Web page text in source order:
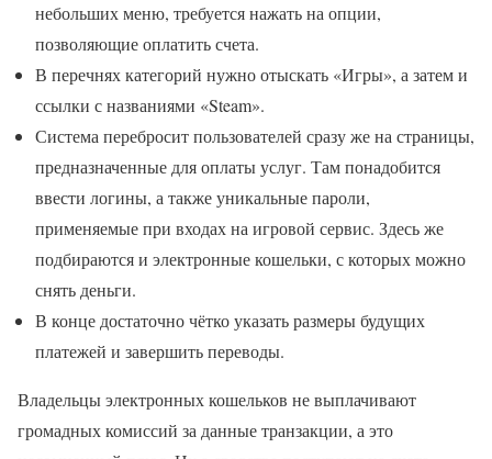
небольших меню, требуется нажать на опции,
позволяющие оплатить счета.
В перечнях категорий нужно отыскать «Игры», а затем и
ссылки с названиями «Steam».
Система перебросит пользователей сразу же на страницы,
предназначенные для оплаты услуг. Там понадобится
ввести логины, а также уникальные пароли,
применяемые при входах на игровой сервис. Здесь же
подбираются и электронные кошельки, с которых можно
снять деньги.
В конце достаточно чётко указать размеры будущих
платежей и завершить переводы.
Владельцы электронных кошельков не выплачивают
громадных комиссий за данные транзакции, а это